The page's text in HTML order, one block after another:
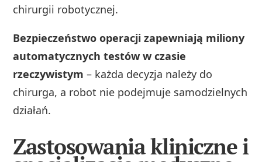
chirurgii robotycznej.
Bezpieczeństwo operacji zapewniają miliony
automatycznych testów w czasie
rzeczywistym – każda decyzja należy do
chirurga, a robot nie podejmuje samodzielnych
działań.
Zastosowania kliniczne i